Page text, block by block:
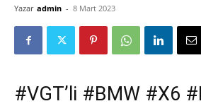
Yazar admin - 8 Mart 2023
#VGT’li #BMW #X6